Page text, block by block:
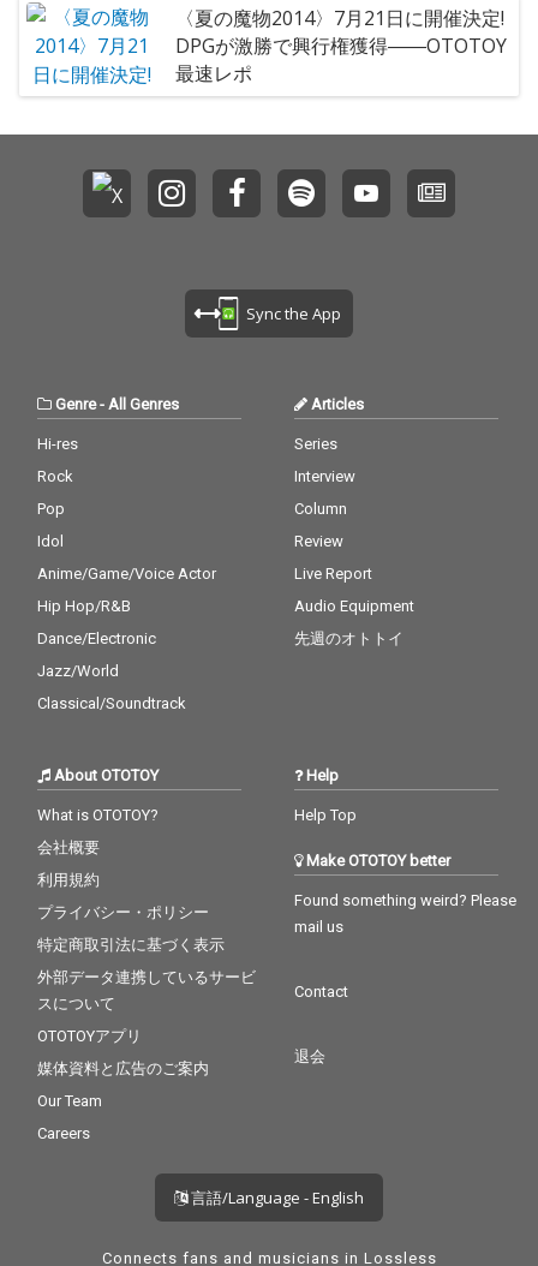
〈夏の魔物2014〉7月21日に開催決定!
DPGが激勝で興行権獲得――OTOTOY
最速レポ
Sync the App
Genre-All Genres
Hi-res
Rock
Pop
Idol
Anime/Game/Voice Actor
Hip Hop/R&B
Dance/Electronic
Jazz/World
Classical/Soundtrack
Articles
Series
Interview
Column
Review
Live Report
Audio Equipment
先週のオトトイ
About OTOTOY
What is OTOTOY?
会社概要
利用規約
プライバシー・ポリシー
特定商取引法に基づく表示
外部データ連携しているサービ
スについて
OTOTOYアプリ
媒体資料と広告のご案内
Our Team
Careers
Help
Help Top
Make OTOTOY better
Found something weird? Please
mail us
Contact
退会
言語/Language - English
Connects fans and musicians in Lossless